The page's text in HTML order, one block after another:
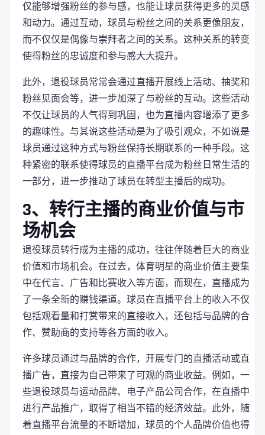
仅能够增强粉丝的参与感，也能让球员获得更多的灵感
和动力。通过互动，球员与粉丝之间的关系更像朋友，
而不仅仅是偶像与崇拜者之间的关系。这种关系的转变
使得粉丝的忠诚度和参与感大大提升。
此外，退役球员常常会通过直播开展线上活动、抽奖和
粉丝见面会等，进一步加深了与粉丝的互动。这些活动
不仅让球员的人气得到巩固，也为直播内容增添了更多
的趣味性。与其说这些活动是为了吸引观众，不如说是
球员通过这种方式与粉丝保持长期联系的一种手段。这
种紧密的联系使得球员的直播平台成为粉丝日常生活的
一部分，进一步推动了球员在转型主播后的成功。
3、转行主播的商业价值与市
场机会
退役球员转行成为主播的成功，往往伴随着巨大的商业
价值和市场机会。在过去，体育明星的商业价值主要集
中在代言、广告和比赛收入等方面，而现在，直播成为
了一条全新的赚钱渠道。球员在直播平台上的收入不仅
包括观看量和打赏带来的直接收入，还包括与品牌的合
作、赞助商的支持等各方面的收入。
许多球员通过与品牌的合作，开展专门的直播活动或直
播广告，直接为自己带来了可观的商业收益。例如，一
些退役球员与运动品牌、电子产品公司合作，在直播中
进行产品推广，取得了相当不错的经济效益。此外，随
着直播平台流量的不断增加，球员的个人品牌价值也得